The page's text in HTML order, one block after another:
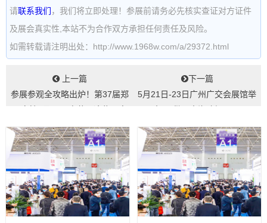
请联系我们 ，我们将立即处理！参展前请务必先核实查证对方证件
及展会真实性,本站不为合作双方承担任何责任及风险。
如需转载请注明出处：http://www.1968w.com/a/29372.html
上一篇
参展参观全攻略出炉！第37届郑
提前掌握...
下一篇
5月21日-23日广州广交会展馆举